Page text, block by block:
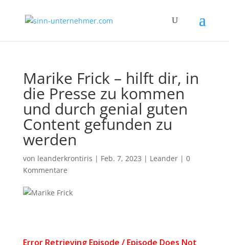
Marike Frick – hilft dir, in
die Presse zu kommen
und durch genial guten
Content gefunden zu
werden
von leanderkrontiris | Feb. 7, 2023 | Leander| 0
Kommentare